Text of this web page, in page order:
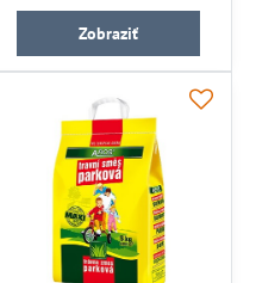
závlahu, časté kosenie a vhodné
hnojenie pre udržanie sýtozelenej
starostlivosť a upravené trávniky.
Zobraziť